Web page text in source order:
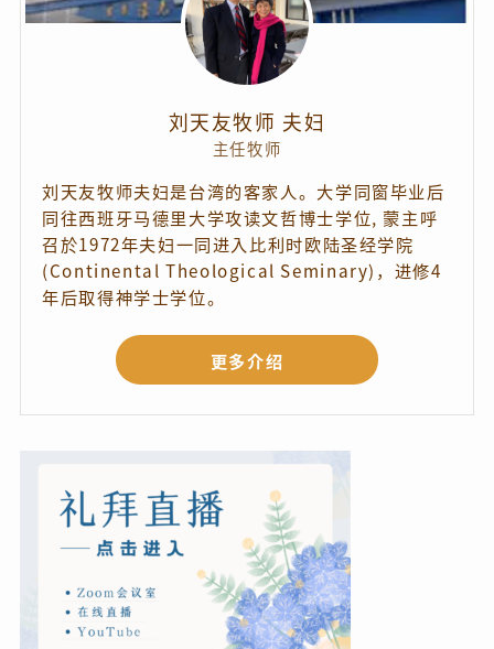
刘天友牧师 夫妇
主任牧师
刘天友牧师夫妇是台湾的客家人。大学同窗毕业后
同往西班牙马德里大学攻读文哲博士学位, 蒙主呼
召於1972年夫妇一同进入比利时欧陆圣经学院
(Continental Theological Seminary)，进修4
年后取得神学士学位。
更多介绍